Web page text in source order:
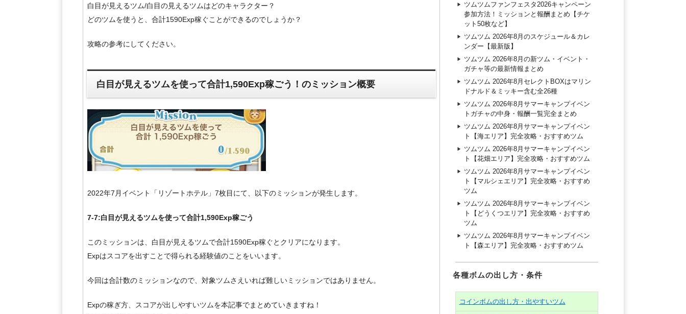
白目が見えるツム/白目の見えるツムはどのキャラクター？
どのツムを使うと、合計1590Exp稼ぐことができるのでしょうか？
攻略の参考にしてください。
白目が見えるツムを使って合計1,590Exp稼ごう！のミッション概要
2022年7月イベント「リゾートホテル」7枚目にて、以下のミッションが発生します。
7-7:白目が見えるツムを使って合計1,590Exp稼ごう
このミッションは、白目が見えるツムで合計1590Exp稼ぐとクリアになります。
Expはスコアを出すことで得られる経験値のことをいいます。
今回は合計数のミッションなので、対象ツムさえいれば難しいミッションではありません。
Expの稼ぎ方、スコアが出しやすいツムを本記事でまとめていきますね！
ツムツムファンフェスタ2026キャンペーン
参加方法！ミッションと報酬まとめ【チケ
ット50枚など】
ツムツム 2026年8月のスケジュール＆カレ
ンダー【最新版】
ツムツム 2026年8月の新ツム・イベント・
ガチャ等の最新情報まとめ
ツムツム 2026年8月セレクトBOXはマリン
ドナルド＆ミッキー含む全26種
ツムツム 2026年8月サマーキャンプイベン
トガチャの中身・報酬一覧完全まとめ
ツムツム 2026年8月サマーキャンプイベン
ト【海エリア】完全攻略・おすすめツム
ツムツム 2026年8月サマーキャンプイベン
ト【花畑エリア】完全攻略・おすすめツム
ツムツム 2026年8月サマーキャンプイベン
ト【マルシェエリア】完全攻略・おすすめ
ツム
ツムツム 2026年8月サマーキャンプイベン
ト【どうくつエリア】完全攻略・おすすめ
ツム
ツムツム 2026年8月サマーキャンプイベン
ト【森エリア】完全攻略・おすすめツム
各種ボムの出し方・条件
コインボムの出し方・出やすいツム